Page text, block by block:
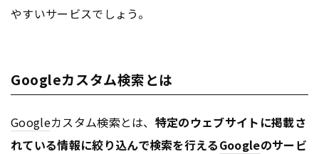
やすいサービスでしょう。
Googleカスタム検索とは
Googleカスタム検索とは、 特定のウェブサイトに掲載さ
れている情報に絞り込んで検索を行えるGoogleのサービ